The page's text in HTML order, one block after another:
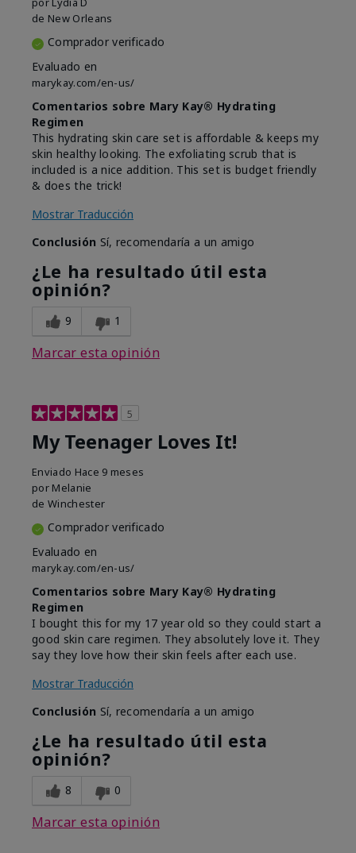
de New Orleans
Comprador verificado
Evaluado en
marykay.com/en-us/
Comentarios sobre Mary Kay® Hydrating
Regimen
This hydrating skin care set is affordable & keeps my
skin healthy looking. The exfoliating scrub that is
included is a nice addition. This set is budget friendly
& does the trick!
Mostrar Traducción
Conclusión Sí, recomendaría a un amigo
¿Le ha resultado útil esta
opinión?
9 1
Marcar esta opinión
5
My Teenager Loves It!
Enviado Hace 9 meses
por Melanie
de Winchester
Comprador verificado
Evaluado en
marykay.com/en-us/
Comentarios sobre Mary Kay® Hydrating
Regimen
I bought this for my 17 year old so they could start a
good skin care regimen. They absolutely love it. They
say they love how their skin feels after each use.
Mostrar Traducción
Conclusión Sí, recomendaría a un amigo
¿Le ha resultado útil esta
opinión?
8 0
Marcar esta opinión